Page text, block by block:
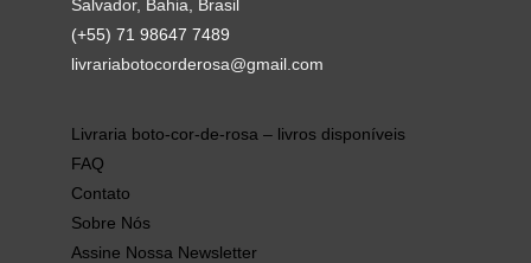
Salvador, Bahia, Brasil
(+55) 71 98647 7489
livrariabotocorderosa@gmail.com
Livraria boto-cor-de-rosa – livros disponíveis
FAQ
Contato
Sobre Nós
Assine Nossa Newsletter